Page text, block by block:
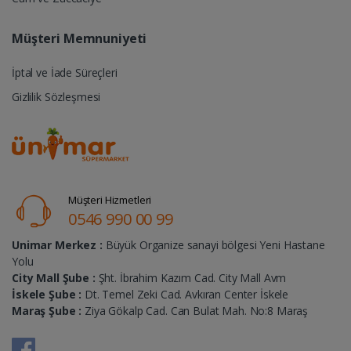
Müşteri Memnuniyeti
İptal ve İade Süreçleri
Gizlilik Sözleşmesi
Müşteri Hizmetleri
0546 990 00 99
Unimar Merkez : Büyük Organize sanayi bölgesi Yeni Hastane
Yolu
City Mall Şube : Şht. İbrahim Kazım Cad. City Mall Avm
İskele Şube : Dt. Temel Zeki Cad. Avkıran Center İskele
Maraş Şube : Ziya Gökalp Cad. Can Bulat Mah. No:8 Maraş